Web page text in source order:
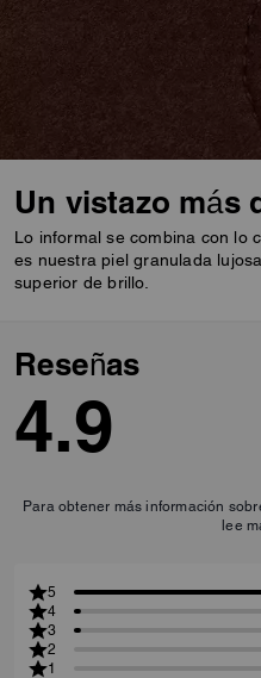
Un vistazo más
Lo informal se combina con lo
es nuestra piel granulada
superior de brillo.
Reseñas
4.9
Para obtener más información
lee
5
4
3
2
1